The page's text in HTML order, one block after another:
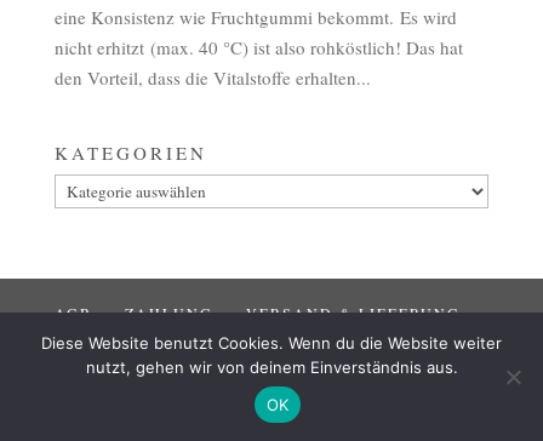
eine Konsistenz wie Fruchtgummi bekommt. Es wird
nicht erhitzt (max. 40 °C) ist also rohköstlich! Das hat
den Vorteil, dass die Vitalstoffe erhalten...
KATEGORIEN
Kategorien
AGB ZAHLUNG
VERSAND & LIEFERUNG
WIDERRUF
IMPRESSUM DATENSCHUTZ
Diese Website benutzt Cookies. Wenn du die Website weiter
nutzt, gehen wir von deinem Einverständnis aus.
OK